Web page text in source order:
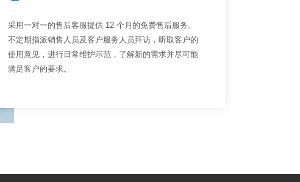
采用一对一的售后客服提供 12 个月的免费售后服务。
不定期指派销售人员及客户服务人员拜访，听取客户的
使用意见，进行日常维护示范，了解新的需求并尽可能
满足客户的要求。